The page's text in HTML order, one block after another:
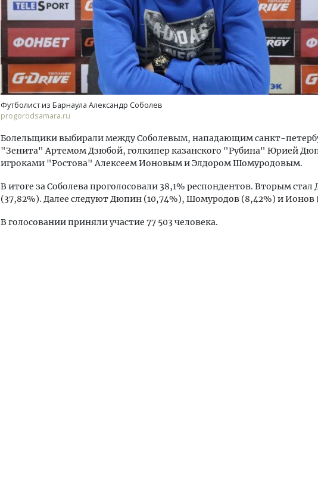
Футболист из Барнаула Александр Соболев
progorodsamara.ru
Болельщики выбирали между Соболевым, нападающим санкт-
"Зенита" Артемом Дзюбой, голкипер казанского "Рубина" Юрией
игроками "Ростова" Алексеем Ионовым и Элдором Шомуродовым.
В итоге за Соболева проголосовали 38,1% респондентов. Вторым стал
(37,82%). Далее следуют Дюпин (10,74%), Шомуродов (8,42%) и Ионов
В голосовании приняли участие 77 503 человека.
Ищем новые берега. Гендиректор
«Жилищной инициативы» Юрий
Гатилов — о том, как девелоперу
оставаться на плаву, когда рынок
СТРОИТЕЛЬСТВО
Архитектурный код
земли. Мощение
плитами становится
стандартом